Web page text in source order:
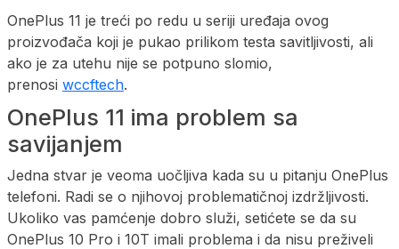
OnePlus 11 je treći po redu u seriji uređaja ovog
proizvođača koji je pukao prilikom testa savitljivosti, ali
ako je za utehu nije se potpuno slomio,
prenosi wccftech.
OnePlus 11 ima problem sa
savijanjem
Jedna stvar je veoma uočljiva kada su u pitanju OnePlus
telefoni. Radi se o njihovoj problematičnoj izdržljivosti.
Ukoliko vas pamćenje dobro služi, setićete se da su
OnePlus 10 Pro i 10T imali problema i da nisu preživeli